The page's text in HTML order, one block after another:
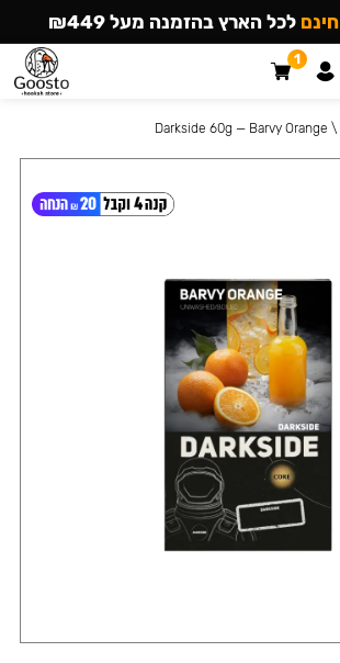
\
Darkside 60g — Barvy Orange
חינם לכל הארץ בהזמנה מעל ₪449
1